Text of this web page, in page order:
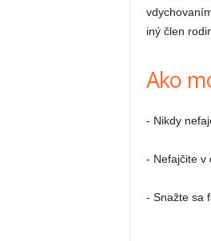
iný člen
Ako
- Nikdy
- Nefajčite v
- Snažte sa